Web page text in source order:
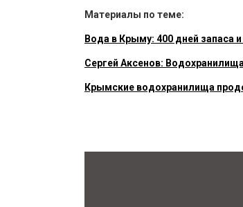
Материалы по теме:
Вода в Крыму: 400 дней запаса
Сергей Аксенов:
Крымские водохранилища